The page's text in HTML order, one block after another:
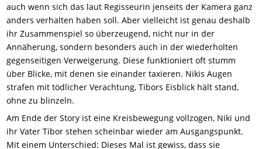
auch wenn sich das laut Regisseurin jenseits der Kamera ganz
anders verhalten haben soll. Aber vielleicht ist genau deshalb
ihr Zusammenspiel so überzeugend, nicht nur in der
Annäherung, sondern besonders auch in der wiederholten
gegenseitigen Verweigerung. Diese funktioniert oft stumm
über Blicke, mit denen sie einander taxieren. Nikis Augen
strafen mit tödlicher Verachtung, Tibors Eisblick hält stand,
ohne zu blinzeln.
Am Ende der Story ist eine Kreisbewegung vollzogen, Niki und
ihr Vater Tibor stehen scheinbar wieder am Ausgangspunkt.
Mit einem Unterschied: Dieses Mal ist gewiss, dass sie